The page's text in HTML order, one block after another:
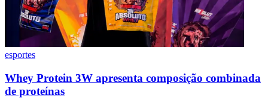
esportes
Whey Protein 3W apresenta composição combinada
de proteínas